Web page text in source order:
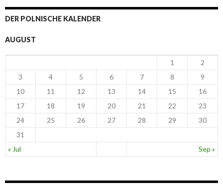
DER POLNISCHE KALENDER
AUGUST
« Jul Sep »
1
2
3
4 5 6 7 8
9
10
11 12 13 14 15
16
17
18 19 20 21 22
23
24
25 26 27 28 29
30
31